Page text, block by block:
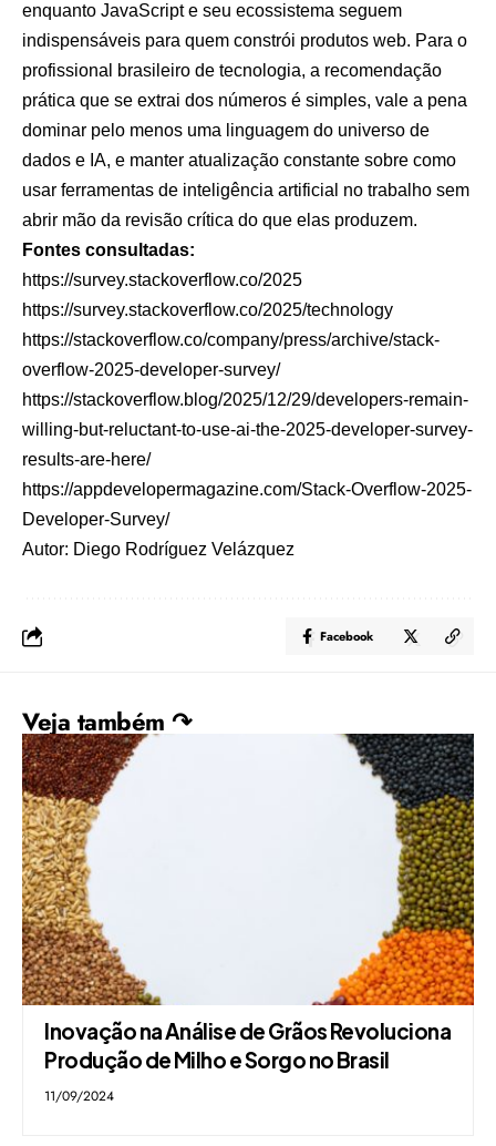
enquanto JavaScript e seu ecossistema seguem
indispensáveis para quem constrói produtos web. Para o
profissional brasileiro de tecnologia, a recomendação
prática que se extrai dos números é simples, vale a pena
dominar pelo menos uma linguagem do universo de
dados e IA, e manter atualização constante sobre como
usar ferramentas de inteligência artificial no trabalho sem
abrir mão da revisão crítica do que elas produzem.
Fontes consultadas:
https://survey.stackoverflow.co/2025
https://survey.stackoverflow.co/2025/technology
https://stackoverflow.co/company/press/archive/stack-
overflow-2025-developer-survey/
https://stackoverflow.blog/2025/12/29/developers-remain-
willing-but-reluctant-to-use-ai-the-2025-developer-survey-
results-are-here/
https://appdevelopermagazine.com/Stack-Overflow-2025-
Developer-Survey/
Autor: Diego Rodríguez Velázquez
Facebook
Veja também ↷
Inovação na Análise de Grãos Revoluciona
Produção de Milho e Sorgo no Brasil
11/09/2024